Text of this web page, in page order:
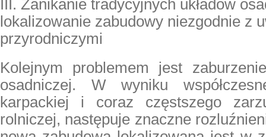
III. Zanikanie tradycyjnych układów
lokalizowanie zabudowy niezgodnie z
przyrodniczymi
Kolejnym problemem jest
osadniczej. W wyniku
karpackiej i coraz częstszego
rolniczej, następuje znaczne